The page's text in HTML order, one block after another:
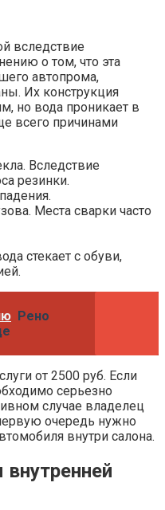
вследствие
о том, что эта
автопрома,
Их конструкция
но вода проникает в
всего причинами
Вследствие
резинки.
Места сварки часто
стекает с обуви,
Рено
от 2500 руб. Если
серьезно
случае владелец
очередь нужно
внутри салона.